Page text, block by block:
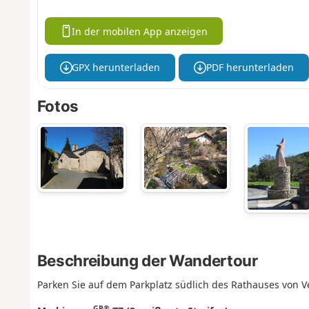
In der mobilen App anzeigen
GPX herunterladen PDF herunterladen
Fotos
Beschreibung der Wandertour
Parken Sie auf dem Parkplatz südlich des Rathauses von